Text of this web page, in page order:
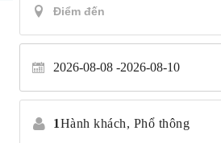
2026-08-08 2026-08-10
1Hành khách, Phổ thông